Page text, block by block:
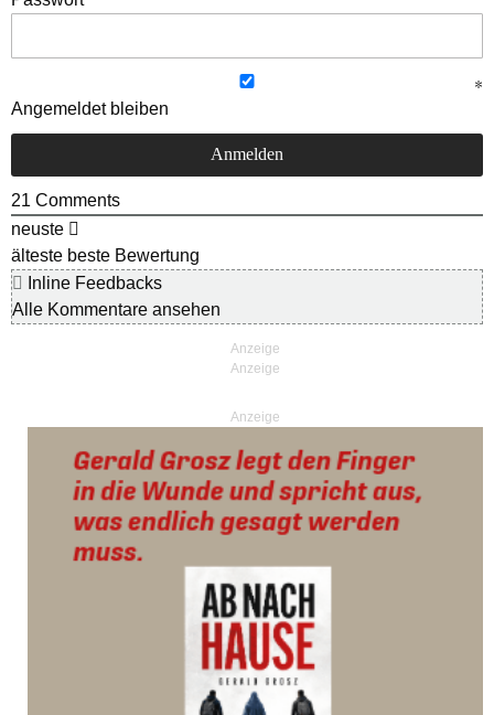
Angemeldet bleiben
21 Comments
neuste
älteste beste Bewertung
Inline Feedbacks
Alle Kommentare ansehen
Anzeige